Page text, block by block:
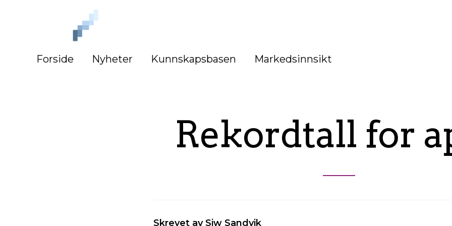
Nord
Norge
Forside Nyheter Kunnskapsbasen Markedsinnsikt
Rekordtall for
Skrevet av Siw Sandvik